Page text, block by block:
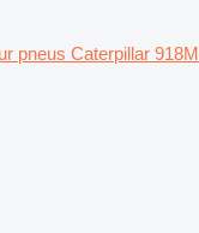
pneus Caterpillar 918M